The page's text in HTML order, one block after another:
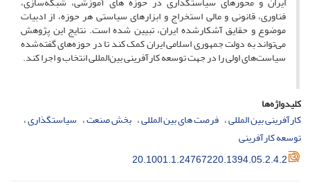
فناوری، قانونی و مالی استخراج و ابزارهای سیاستی هر حوزه، از ادبیات
موضوع و حقایق آشکارشده ایران، تبیین شده است. نتایج این پژوهش
می‌تواند به دولت جمهوری اسلامی‌ ایران کمک کند تا در حوزه‌های گفته‌شده
سیاست‌های اولی را در جهت توسعه کارآفرینی بین‌المللی انتخاب و اجرا کند.
کلیدواژه‌ها
کارآفرینی بین المللی فرصت های بین المللی بخش صنعت سیاستگذاری
توسعه کارآفرینی
20.1001.1.24767220.1394.05.2.4.2